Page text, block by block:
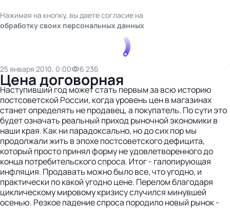
Нажимая на кнопку, вы даете согласие на
обработку своих персональных данных
25 января 2010, 0:00 6 236
Цена договорная
Наступивший год может стать первым за всю историю
постсоветской России, когда уровень цен в магазинах
станет определять не продавец, а покупатель. По сути это
будет означать реальный приход рыночной экономики в
наши края. Как ни парадоксально, но до сих пор мы
продолжали жить в эпохе постсоветского дефицита,
который просто принял форму не удовлетворенного до
конца потребительского спроса. Итог - галопирующая
инфляция. Продавать можно было все, что угодно, и
практически по какой угодно цене. Перелом благодаря
циклическому мировому кризису случился минувшей
осенью. Резкое падение спроса породило новый рынок -